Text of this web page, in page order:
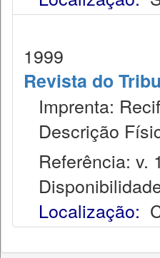
1999
Revista do
Imprenta:
Descrição
Referência: v.
Localização: